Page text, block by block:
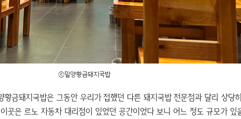
ⓒ밀양황금돼지국밥
황금돼지국밥은 그동안 우리가 접했던 다른 돼지국밥 전문점과 달리 상당
곳은 르노 자동차 대리점이 있었던 공간이었다 보니 어느 정도 규모가 있